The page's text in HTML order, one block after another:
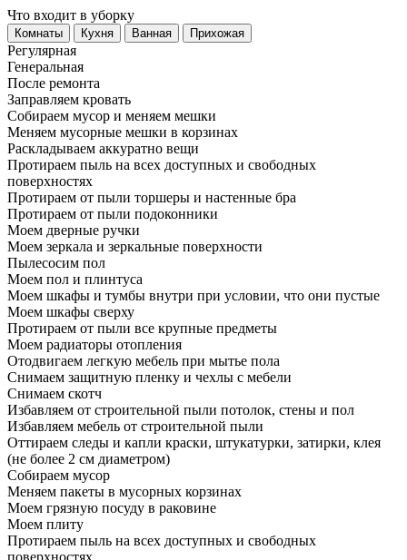
Что входит в уборку
Регу­лярная
Гене­ральная
После ремонта
Заправляем кровать
Собираем мусор и меняем мешки
Меняем мусорные мешки в корзинах
Раскладываем аккуратно вещи
Протираем пыль на всех доступных и свободных
поверхностях
Протираем от пыли торшеры и настенные бра
Протираем от пыли подоконники
Моем дверные ручки
Моем зеркала и зеркальные поверхности
Пылесосим пол
Моем пол и плинтуса
Моем шкафы и тумбы внутри при условии, что они пустые
Моем шкафы сверху
Протираем от пыли все крупные предметы
Моем радиаторы отопления
Отодвигаем легкую мебель при мытье пола
Снимаем защитную пленку и чехлы с мебели
Снимаем скотч
Избавляем от строительной пыли потолок, стены и пол
Избавляем мебель от строительной пыли
Оттираем следы и капли краски, штукатурки, затирки, клея
(не более 2 см диаметром)
Собираем мусор
Меняем пакеты в мусорных корзинах
Моем грязную посуду в раковине
Моем плиту
Протираем пыль на всех доступных и свободных
поверхностях